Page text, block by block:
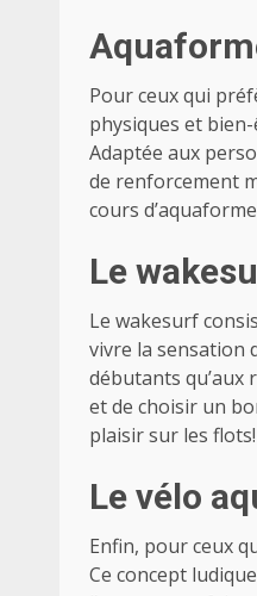
Pour ceux qui
physiques et
Adaptée aux
de renforcement
cours
Le
Le wakesurf
vivre la sensation
débutants qu’aux
et de choisir un
plaisir sur les flots!
Le vélo
Enfin, pour ceux
Ce concept